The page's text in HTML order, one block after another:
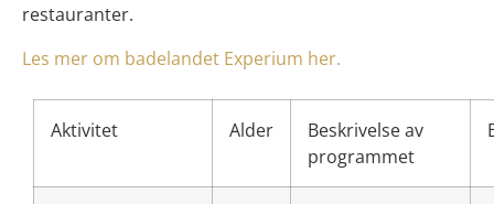
restauranter.
Les mer om badelandet Experium her.
Aktivitet Alder
Beskrivelse av
programmet